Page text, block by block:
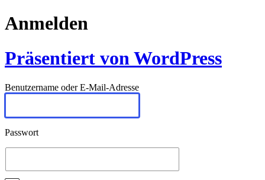
Anmelden
Präsentiert von WordPress
Benutzername oder E-Mail-Adresse
Passwort